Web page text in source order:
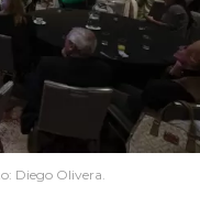
Diego Olivera.